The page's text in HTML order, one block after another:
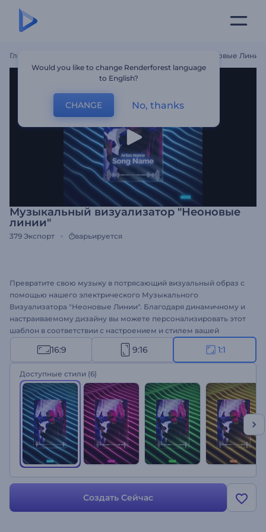
Главная Музыкальный Визуализатор "Неоновые Линии"
Музыкальный визуализатор "Неоновые
линии"
379 Экспорт варьируется
Превратите свою музыку в потрясающий визуальный образ с
помощью нашего электрического Музыкального
Визуализатора "Неоновые Линии". Благодаря динамичному и
настраиваемому дизайну вы можете персонализировать этот
шаблон в соответствии с настроением и стилем вашей
музыки. Этот шаблон просто необходим музыкантам, диджеям
и любителям музыки, желающим вывести свое музыкальное
творчество на новый уровень. Загрузите музыкальный трек,
напишите имя исполнителя и приготовьтесь произвести
неизгладимое впечатление на свою аудиторию. Создавайте
прямо сейчас, и пусть неоновые линии вдохнут жизнь в вашу
музыку!
16:9 9:16 1:1
Доступные стили (6)
Создать Сейчас
Would you like to change Renderforest language
to English?
CHANGE No, thanks